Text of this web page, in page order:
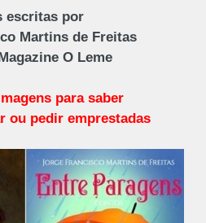
escritas por
Martins de Freitas
O Leme
para saber
ou pedir emprestadas